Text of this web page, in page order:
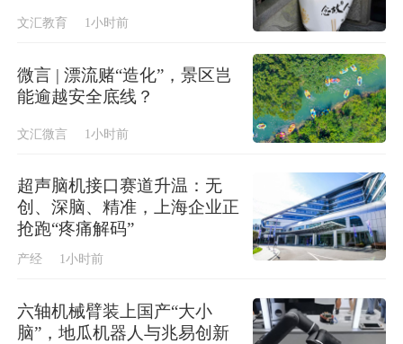
文汇教育 1小时前
微言 | 漂流赌“造化”，景区岂
能逾越安全底线？
文汇微言 1小时前
超声脑机接口赛道升温：无
创、深脑、精准，上海企业正
抢跑“疼痛解码”
产经 1小时前
六轴机械臂装上国产“大小
脑”，地瓜机器人与兆易创新